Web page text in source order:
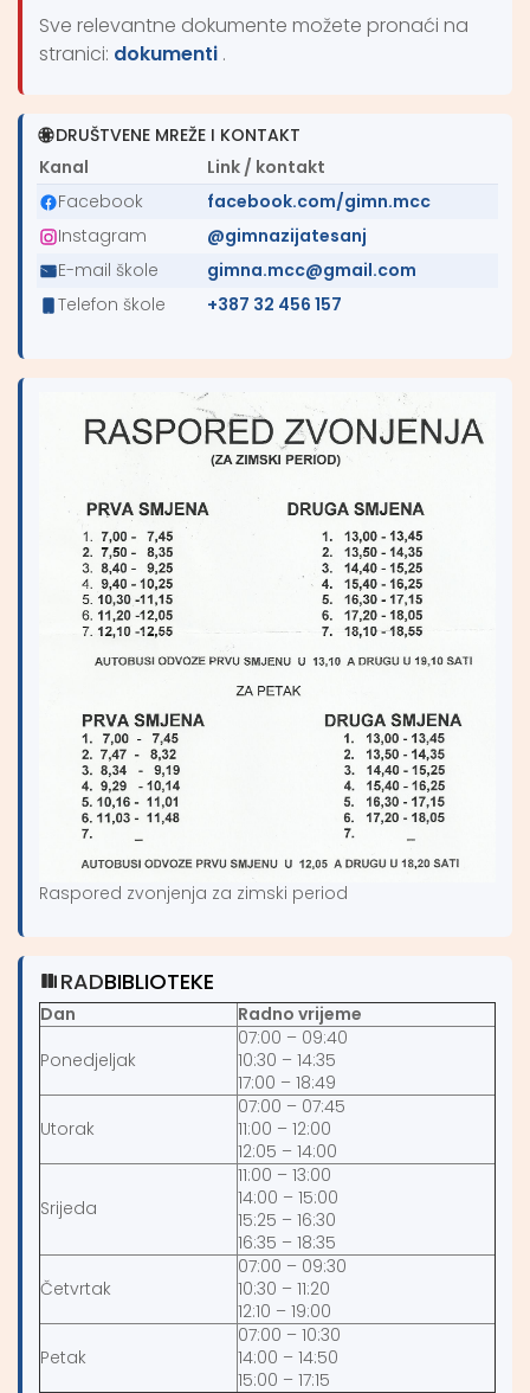
Sve relevantne dokumente možete pronaći na
stranici: dokumenti .
DRUŠTVENE MREŽE I KONTAKT
Kanal
Link / kontakt
Facebook
facebook.com/gimn.mcc
Instagram
@gimnazijatesanj
E-mail škole
gimna.mcc@gmail.com
Telefon škole
+387 32 456 157
Raspored zvonjenja za zimski period
RADBIBLIOTEKE
Dan
Radno vrijeme
Ponedjeljak
07:00 – 09:40
10:30 – 14:35
17:00 – 18:49
Utorak
07:00 – 07:45
11:00 – 12:00
12:05 – 14:00
Srijeda
11:00 – 13:00
14:00 – 15:00
15:25 – 16:30
16:35 – 18:35
Četvrtak
07:00 – 09:30
10:30 – 11:20
12:10 – 19:00
Petak
07:00 – 10:30
14:00 – 14:50
15:00 – 17:15